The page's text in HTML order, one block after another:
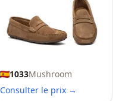
1033Mushroom
Consulter le prix →